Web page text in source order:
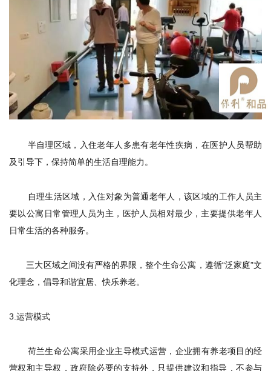
半自理区域，入住老年人多患有老年性疾病，在医护人员帮助
及引导下，保持简单的生活自理能力。
自理生活区域，入住对象为普通老年人，该区域的工作人员主
要以公寓日常管理人员为主，医护人员相对最少，主要提供老年人
日常生活的各种服务。
三大区域之间没有严格的界限，整个生命公寓，遵循“泛家庭”文
化理念，倡导和谐宜居、快乐养老。
3. 运营模式
荷兰生命公寓采用企业主导模式运营，企业拥有养老项目的经
营权和主导权，政府除必要的支持外，只提供建议和指导，不参与